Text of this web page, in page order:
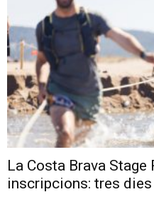
La Costa Brava Stage
inscripcions: tres dies